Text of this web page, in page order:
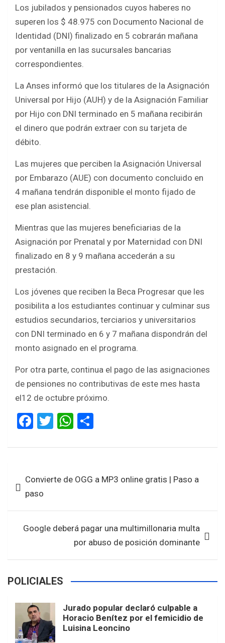
ce
b
o
o
tt
er
at
s
A
p
p
ar
e
Los jubilados y pensionados cuyos haberes no
superen los $ 48.975 con Documento Nacional de
Identidad (DNI) finalizado en 5 cobrarán mañana
por ventanilla en las sucursales bancarias
correspondientes.
La Anses informó que los titulares de la Asignación
Universal por Hijo (AUH) y de la Asignación Familiar
por Hijo con DNI terminado en 5 mañana recibirán
el dinero que podrán extraer con su tarjeta de
débito.
Las mujeres que perciben la Asignación Universal
por Embarazo (AUE) con documento concluido en
4 mañana tendrán disponible el monto fijado de
ese plan asistencial.
Mientras que las mujeres beneficiarias de la
Asignación por Prenatal y por Maternidad con DNI
finalizado en 8 y 9 mañana accederán a su
prestación.
Los jóvenes que reciben la Beca Progresar que les
posibilita a los estudiantes continuar y culminar sus
estudios secundarios, terciarios y universitarios
con DNI terminado en 6 y 7 mañana dispondrán del
monto asignado en el programa.
Por otra parte, continua el pago de las asignaciones
de pensiones no contributivas de este mes hasta
el12 de octubre próximo.
F
ce
o
o
k
T
tt
W
at
A
p
ar
de
entradas
Convierte de OGG a MP3 online gratis | Paso a
paso
Google deberá pagar una multimillonaria multa
por abuso de posición dominante
POLICIALES
Jurado popular declaró culpable a
Horacio Benítez por el femicidio de
Luisina Leoncino